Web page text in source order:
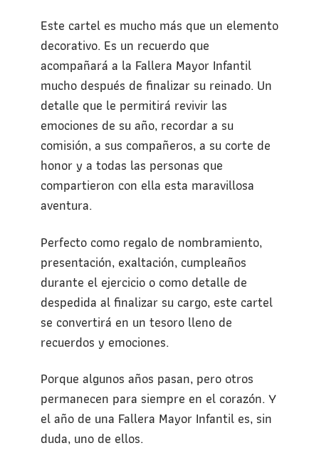
Este cartel es mucho más que un elemento
decorativo. Es un recuerdo que
acompañará a la Fallera Mayor Infantil
mucho después de finalizar su reinado. Un
detalle que le permitirá revivir las
emociones de su año, recordar a su
comisión, a sus compañeros, a su corte de
honor y a todas las personas que
compartieron con ella esta maravillosa
aventura.
Perfecto como regalo de nombramiento,
presentación, exaltación, cumpleaños
durante el ejercicio o como detalle de
despedida al finalizar su cargo, este cartel
se convertirá en un tesoro lleno de
recuerdos y emociones.
Porque algunos años pasan, pero otros
permanecen para siempre en el corazón. Y
el año de una Fallera Mayor Infantil es, sin
duda, uno de ellos.